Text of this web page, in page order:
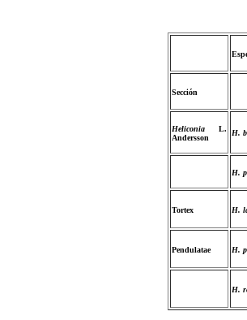
Sección
Heliconia L.
Andersson
H.
H.
Tortex H.
Pendulatae H.
H.